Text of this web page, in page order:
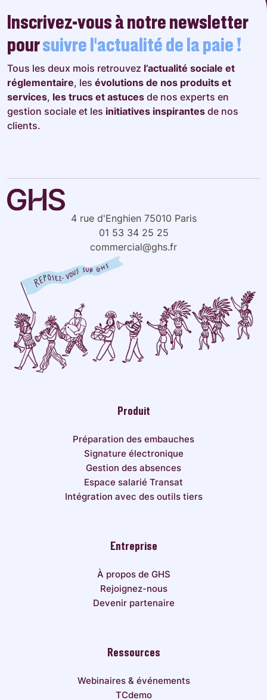
Inscrivez-vous à notre newsletter
poursuivre l’actualité de la paie !
Tous les deux mois retrouvez l’actualité sociale et
réglementaire, les évolutions de nos produits et
services, les trucs et astuces de nos experts en
gestion sociale et les initiatives inspirantes de nos
clients.
4 rue d'Enghien 75010 Paris
01 53 34 25 25
commercial@ghs.fr
Produit
Préparation des embauches
Signature électronique
Gestion des absences
Espace salarié Transat
Intégration avec des outils tiers
Entreprise
À propos de GHS
Rejoignez-nous
Devenir partenaire
Ressources
Webinaires & événements
TCdemo